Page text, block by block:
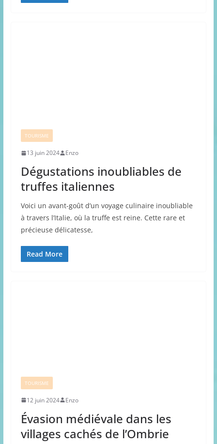
TOURISME
13 juin 2024 Enzo
Dégustations inoubliables de
truffes italiennes
Voici un avant-goût d’un voyage culinaire inoubliable
à travers l’Italie, où la truffe est reine. Cette rare et
précieuse délicatesse,
Read More
TOURISME
12 juin 2024 Enzo
Évasion médiévale dans les
villages cachés de l’Ombrie